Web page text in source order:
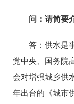
问：请简要
答：供水是
党中央、国务院
会对增强城乡供
年出台的《城市